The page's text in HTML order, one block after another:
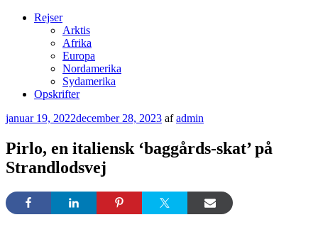
Rejser
Arktis
Afrika
Europa
Nordamerika
Sydamerika
Opskrifter
Udgivet
januar 19, 2022december 28, 2023 afadmin
Pirlo, en italiensk ‘baggårds-skat’ på
Strandlodsvej